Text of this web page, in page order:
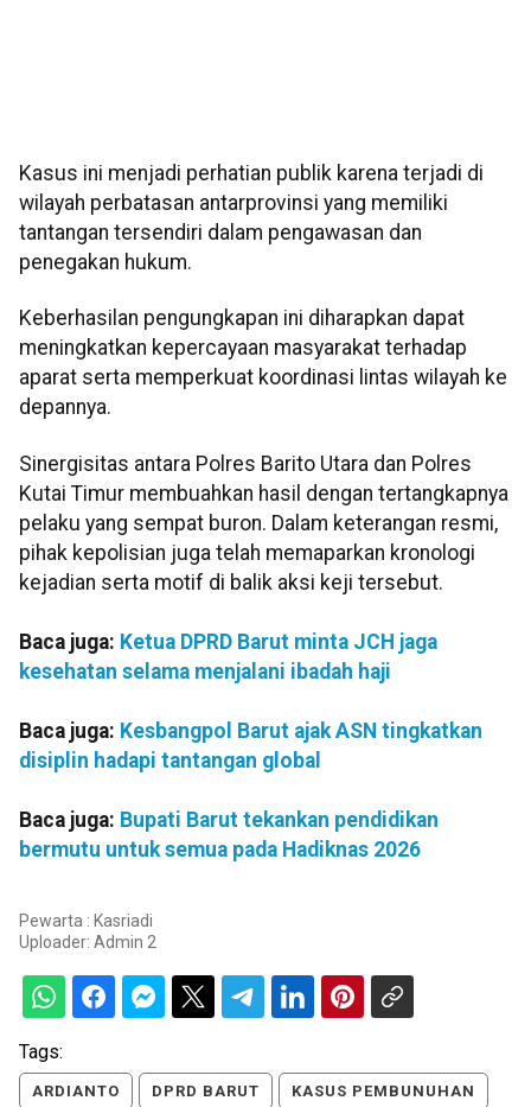
Kasus ini menjadi perhatian publik karena terjadi di
wilayah perbatasan antarprovinsi yang memiliki
tantangan tersendiri dalam pengawasan dan
penegakan hukum.
Keberhasilan pengungkapan ini diharapkan dapat
meningkatkan kepercayaan masyarakat terhadap
aparat serta memperkuat koordinasi lintas wilayah ke
depannya.
Sinergisitas antara Polres Barito Utara dan Polres
Kutai Timur membuahkan hasil dengan tertangkapnya
pelaku yang sempat buron. Dalam keterangan resmi,
pihak kepolisian juga telah memaparkan kronologi
kejadian serta motif di balik aksi keji tersebut.
Baca juga: Ketua DPRD Barut minta JCH jaga
kesehatan selama menjalani ibadah haji
Baca juga: Kesbangpol Barut ajak ASN tingkatkan
disiplin hadapi tantangan global
Baca juga: Bupati Barut tekankan pendidikan
bermutu untuk semua pada Hadiknas 2026
Pewarta : Kasriadi
Uploader: Admin 2
Tags:
ARDIANTO DPRD BARUT KASUS PEMBUNUHAN